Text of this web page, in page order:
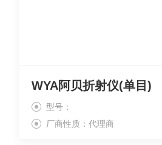
WYA阿贝折射仪(单目)
型号：
厂商性质：代理商